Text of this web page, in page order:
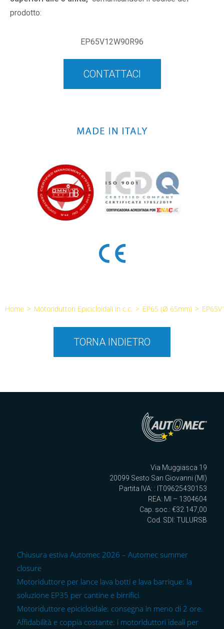
prodotto:
EP65V12W90R96
CONTATTACI
Home > Motoriduttori Epicicloidali in c.c. > EP65 (Ø 65mm) >
TORNA INDIETRO
Via Muggiasca 19
20099 Sesto San Giovanni (MI)
Partita IVA: : IT09625430153
REA: MI – 1304604
Cap. soc.: €32.147,00
Cod. SDI: TULURSB
Chiusura estiva Automec 2026 – Automec summer
closure
Motoriduttore per lance lava botti e lava barrique: la
soluzione EP35 per cantine e birrifici.
Motoriduttore epicicloidale: consegna in meno di 2 ore.
Affidabilità e coppia costante: i motoriduttori ideali per